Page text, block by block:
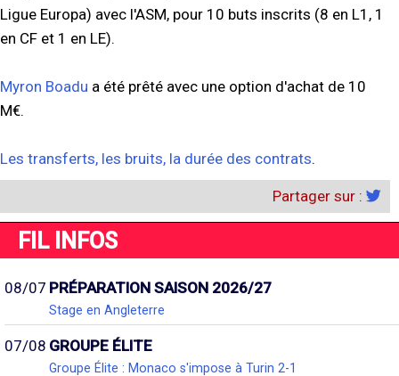
Ligue Europa) avec l'ASM, pour 10 buts inscrits (8 en L1, 1
en CF et 1 en LE).
Myron Boadu a été prêté avec une option d'achat de 10
M€.
Les transferts, les bruits, la durée des contrats.
Partager sur :
FIL INFOS
08/07 PRÉPARATION SAISON 2026/27
Stage en Angleterre
07/08 GROUPE ÉLITE
Groupe Élite : Monaco s'impose à Turin 2-1